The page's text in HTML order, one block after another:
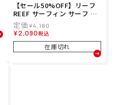
【セール50%OFF】リーフ
REEF サーフィン サーフ ウ
ェア 半袖 Tシャツ REEF EN
CINITAS S/S TEE RFTEM2
515 メンズ 男性 25SP 春夏
¥4,180
¥2,090税込
在庫切れ